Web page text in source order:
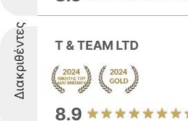
Διακριθέντες T & TEAM LTD
8.9